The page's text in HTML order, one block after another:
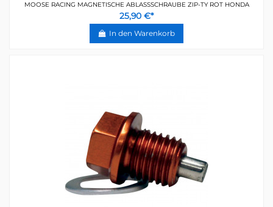
MOOSE RACING MAGNETISCHE ABLASSSCHRAUBE ZIP-TY ROT HONDA
25,90 €*
In den Warenkorb